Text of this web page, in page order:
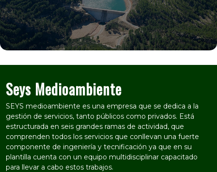
Seys Medioambiente
SEYS medioambiente es una empresa que se dedica a la
gestión de servicios, tanto públicos como privados. Está
estructurada en seis grandes ramas de actividad, que
comprenden todos los servicios que conllevan una fuerte
componente de ingeniería y tecnificación ya que en su
plantilla cuenta con un equipo multidisciplinar capacitado
para llevar a cabo estos trabajos.